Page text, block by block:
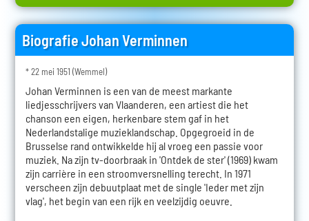
Biografie Johan Verminnen
* 22 mei 1951 (Wemmel)
Johan Verminnen is een van de meest markante
liedjesschrijvers van Vlaanderen, een artiest die het
chanson een eigen, herkenbare stem gaf in het
Nederlandstalige muzieklandschap. Opgegroeid in de
Brusselse rand ontwikkelde hij al vroeg een passie voor
muziek. Na zijn tv-doorbraak in 'Ontdek de ster' (1969) kwam
zijn carrière in een stroomversnelling terecht. In 1971
verscheen zijn debuutplaat met de single 'Ieder met zijn
vlag', het begin van een rijk en veelzijdig oeuvre.